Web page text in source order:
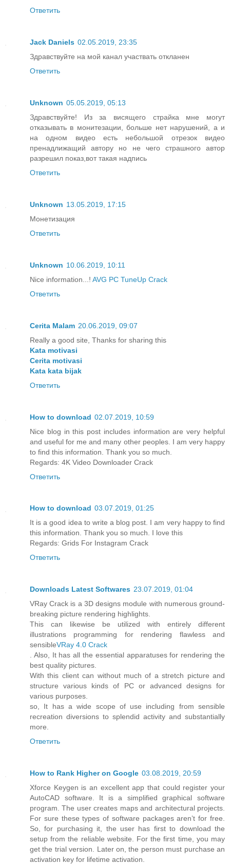
Ответить
Jack Daniels 02.05.2019, 23:35
Здравствуйте на мой канал участвать откланен
Ответить
Unknown 05.05.2019, 05:13
Здравствуйте! Из за висящего страйка мне могут
отказывать в монитезации, больше нет нарушений, а и
на одном видео есть небольшой отрезок видео
пренадлижащий автору но не чего страшного автор
разрешил показ,вот такая надпись
Ответить
Unknown 13.05.2019, 17:15
Монетизация
Ответить
Unknown 10.06.2019, 10:11
Nice information...! AVG PC TuneUp Crack
Ответить
Cerita Malam 20.06.2019, 09:07
Really a good site, Thanks for sharing this
Kata motivasi
Cerita motivasi
Kata kata bijak
Ответить
How to download 02.07.2019, 10:59
Nice blog in this post includes information are very helpful
and useful for me and many other peoples. I am very happy
to find this information. Thank you so much.
Regards: 4K Video Downloader Crack
Ответить
How to download 03.07.2019, 01:25
It is a good idea to write a blog post. I am very happy to find
this information. Thank you so much. I love this
Regards: Grids For Instagram Crack
Ответить
Downloads Latest Softwares 23.07.2019, 01:04
VRay Crack is a 3D designs module with numerous ground-
breaking picture rendering highlights.
This can likewise be utilized with entirely different
illustrations programming for rendering flawless and
sensibleVRay 4.0 Crack
. Also, It has all the essential apparatuses for rendering the
best quality pictures.
With this client can without much of a stretch picture and
structure various kinds of PC or advanced designs for
various purposes.
so, It has a wide scope of use including from sensible
recreation diversions to splendid activity and substantially
more.
Ответить
How to Rank Higher on Google 03.08.2019, 20:59
Xforce Keygen is an excellent app that could register your
AutoCAD software. It is a simplified graphical software
program. The user creates maps and architectural projects.
For sure these types of software packages aren’t for free.
So, for purchasing it, the user has first to download the
setup from the reliable website. For the first time, you may
get the trial version. Later on, the person must purchase an
activation key for lifetime activation.